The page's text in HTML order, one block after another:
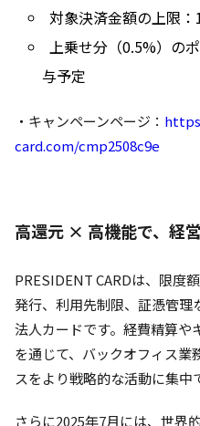
対象決済金額の上限：
上乗せ分（0.5%）の
与予定
・キャンペーンページ：
card.com/cmp2508c9e
高還元 × 高機能で、経
PRESIDENT CARDは、限度
発行、利用先制限、証憑管理
法人カードです。経費精算や
を通じて、バックオフィス業
スをより戦略的な活動に集中
さらに2025年7月には、世界